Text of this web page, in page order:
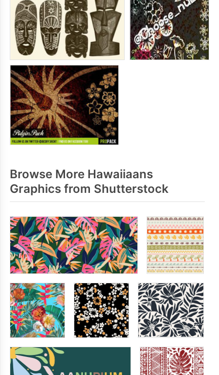
Browse More Hawaiiaans
Graphics from Shutterstock